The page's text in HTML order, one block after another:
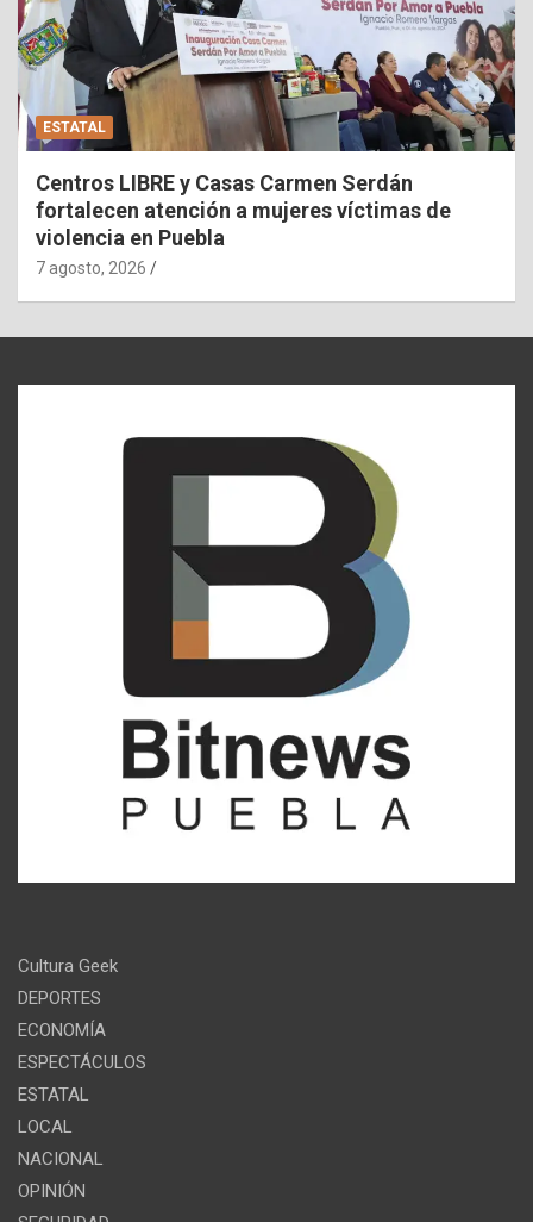
ESTATAL
Centros LIBRE y Casas Carmen Serdán
fortalecen atención a mujeres víctimas de
violencia en Puebla
7 agosto, 2026
Cultura Geek
DEPORTES
ECONOMÍA
ESPECTÁCULOS
ESTATAL
LOCAL
NACIONAL
OPINIÓN